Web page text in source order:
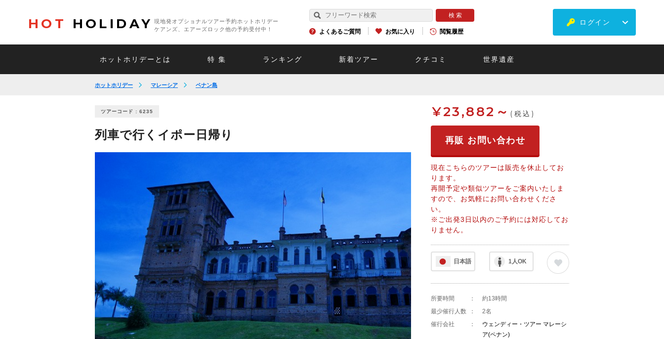
HOT HOLIDAY
現地発オプショナルツアー予約ホットホリデー
ケアンズ、エアーズロック他の予約受付中！
よくあるご質問 お気に入り 閲覧履歴
ログイン
ホットホリデーとは 特 集 ランキング 新着ツアー クチコミ 世界遺産
ホットホリデー マレーシア ペナン島
ツアーコード : 6235
列車で行くイポー日帰り
¥23,882～ (税込)
再販 お問い合わせ
現在こちらのツアーは販売を休止してお
ります。
再開予定や類似ツアーをご案内いたしま
すので、お気軽にお問い合わせくださ
い。
※ご出発3日以内のご予約には対応してお
りません。
日本語 1人OK
所要時間 ：
約13時間
最少催行人数
：
2名
催行会社
：
ウェンディー・ツアー マレーシ
ア(ペナン)